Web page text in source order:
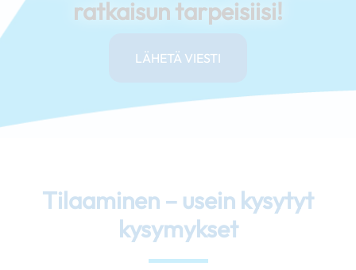
ratkaisun tarpeisiisi!
LÄHETÄ VIESTI
Tilaaminen – usein kysytyt
kysymykset